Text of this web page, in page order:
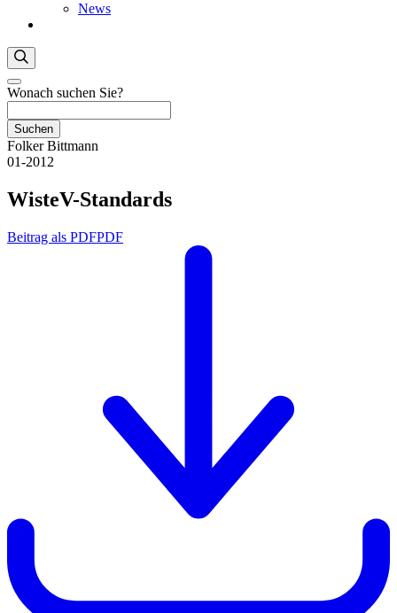
News
Wonach suchen Sie?
Suchen
Folker Bittmann
01-2012
WisteV-Standards
Beitrag als PDFPDF